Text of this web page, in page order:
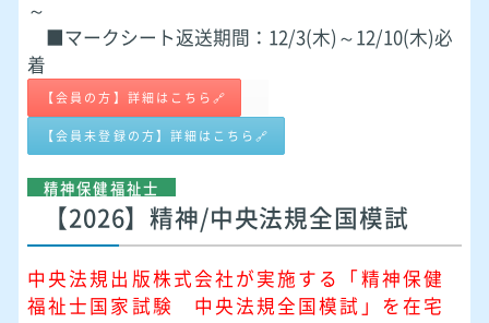
～
■マークシート返送期間：12/3(木)～12/10(木)必
着
【会員の方】詳細はこちら🔗
【会員未登録の方】詳細はこちら🔗
精神保健福祉士
【2026】精神/中央法規全国模試
中央法規出版株式会社が実施する「精神保健
福祉士国家試験 中央法規全国模試」を在宅